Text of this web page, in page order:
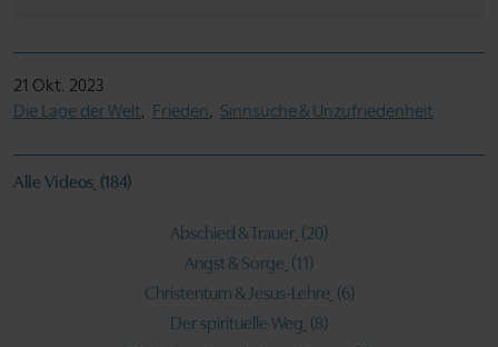
21 Okt. 2023
Die Lage der Welt
Frieden Sinnsuche & Unzufriedenheit
Alle Videos (184)
Abschied & Trauer (20)
Angst & Sorge (11)
Christentum & Jesus-Lehre (6)
Der spirituelle Weg (8)